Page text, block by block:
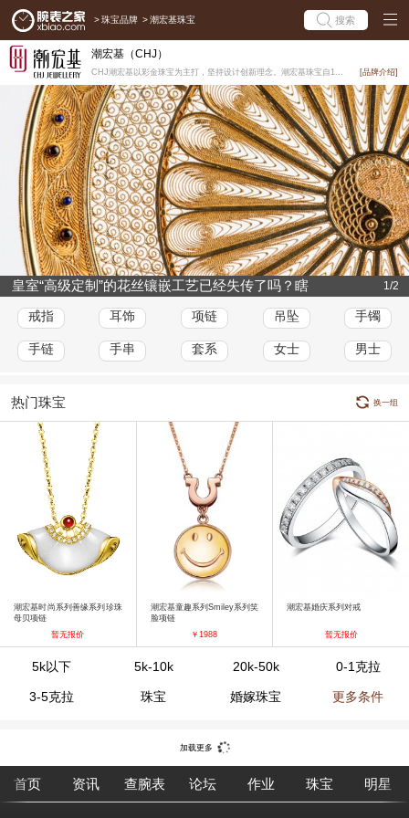
> 珠宝品牌 > 潮宏基珠宝 搜索
潮宏基（CHJ）
CHJ潮宏基以彩金珠宝为主打，坚持设计创新理念。潮宏基珠宝自1997年创立以来，不断为中国消费者打造... [品牌介绍]
皇室“高级定制”的花丝镶嵌工艺已经失传了吗？瞎
说！
1/2
戒指 耳饰 项链 吊坠 手镯
手链 手串 套系 女士 男士
热门珠宝 换一组
潮宏基时尚系列善缘系列珍珠
母贝项链
暂无报价
潮宏基童趣系列Smiley系列笑
脸项链
￥1988
潮宏基婚庆系列对戒
暂无报价
5k以下 5k-10k 20k-50k 0-1克拉
3-5克拉 珠宝 婚嫁珠宝 更多条件
加载更多
首页 资讯 查腕表 论坛 作业 珠宝 明星